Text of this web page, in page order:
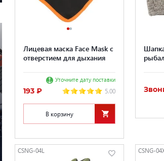
Лицевая маска Face Mask с
отверстием для дыхания
Уточните дату поставки
193 ₽ 5.00
В корзину
CSNG-04L CSNG-